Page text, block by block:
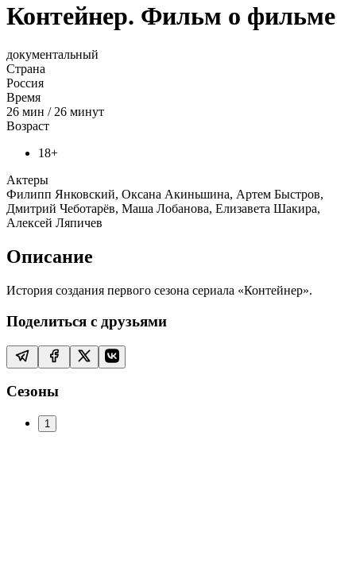
Контейнер. Фильм о фильме
документальный
Страна
Россия
Время
26 мин / 26 минут
Возраст
18+
Актеры
Филипп Янковский, Оксана Акиньшина, Артем Быстров,
Дмитрий Чеботарёв, Маша Лобанова, Елизавета Шакира,
Алексей Ляпичев
Описание
История создания первого сезона сериала «Контейнер».
Поделиться с друзьями
Сезоны
1